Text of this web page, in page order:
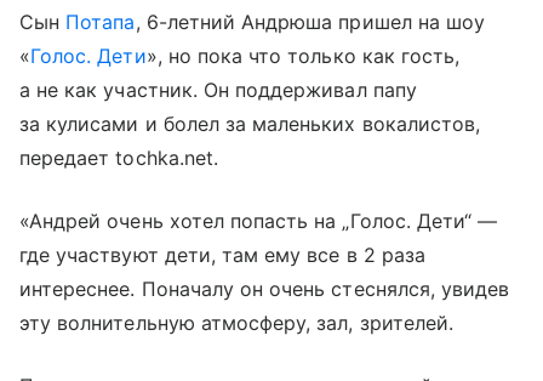
Сын Потапа, 6-летний Андрюша пришел на шоу
«Голос. Дети», но пока что только как гость,
а не как участник. Он поддерживал папу
за кулисами и болел за маленьких вокалистов,
передает tochka.net.
«Андрей очень хотел попасть на „Голос. Дети“ —
где участвуют дети, там ему все в 2 раза
интереснее. Поначалу он очень стеснялся, увидев
эту волнительную атмосферу, зал, зрителей.